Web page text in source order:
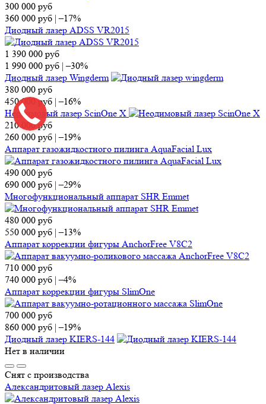
300 000 руб
360 000 руб |–17%
Диодный лазер ADSS VR2015
1 390 000 руб
1 990 000 руб |–30%
Диодный лазер Wingderm
380 000 руб
450 000руб |–16%
Неодимовый лазер ScinOne X
210 000руб
260 000 руб |–19%
Аппарат газожидкостного пилинга AquaFacial Lux
490 000 руб
690 000 руб |–29%
Многофункциональный аппарат SHR Emmet
480 000 руб
550 000 руб |–13%
Аппарат коррекции фигуры AnchorFree V8C2
710 000 руб
740 000 руб |–4%
Аппарат коррекции фигуры SlimOne
700 000 руб
860 000 руб |–19%
Диодный лазер KIERS-144
Нет в наличии
Снят с производства
Александритовый лазер Alexis